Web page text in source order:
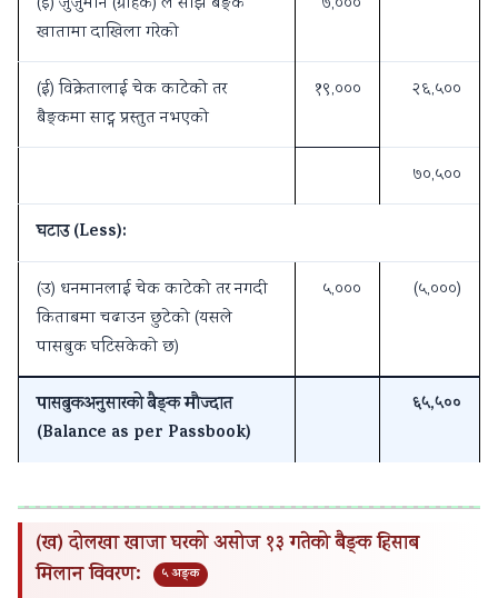
खातामा दाखिला गरेको
(ई) विक्रेतालाई चेक काटेको तर
बैङ्कमा साट्न प्रस्तुत नभएको
१९,००० २६,५००
७०,५००
घटाउ (Less):
(उ) धनमानलाई चेक काटेको तर नगदी
किताबमा चढाउन छुटेको (यसले
पासबुक घटिसकेको छ)
५,००० (५,०००)
पासबुकअनुसारको बैङ्क मौज्दात
(Balance as per Passbook)
६५,५००
(ख) दोलखा खाजा घरको असोज १३ गतेको बैङ्क हिसाब
मिलान विवरण:
५ अङ्क